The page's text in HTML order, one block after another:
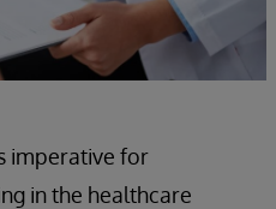
imperative for
in the healthcare